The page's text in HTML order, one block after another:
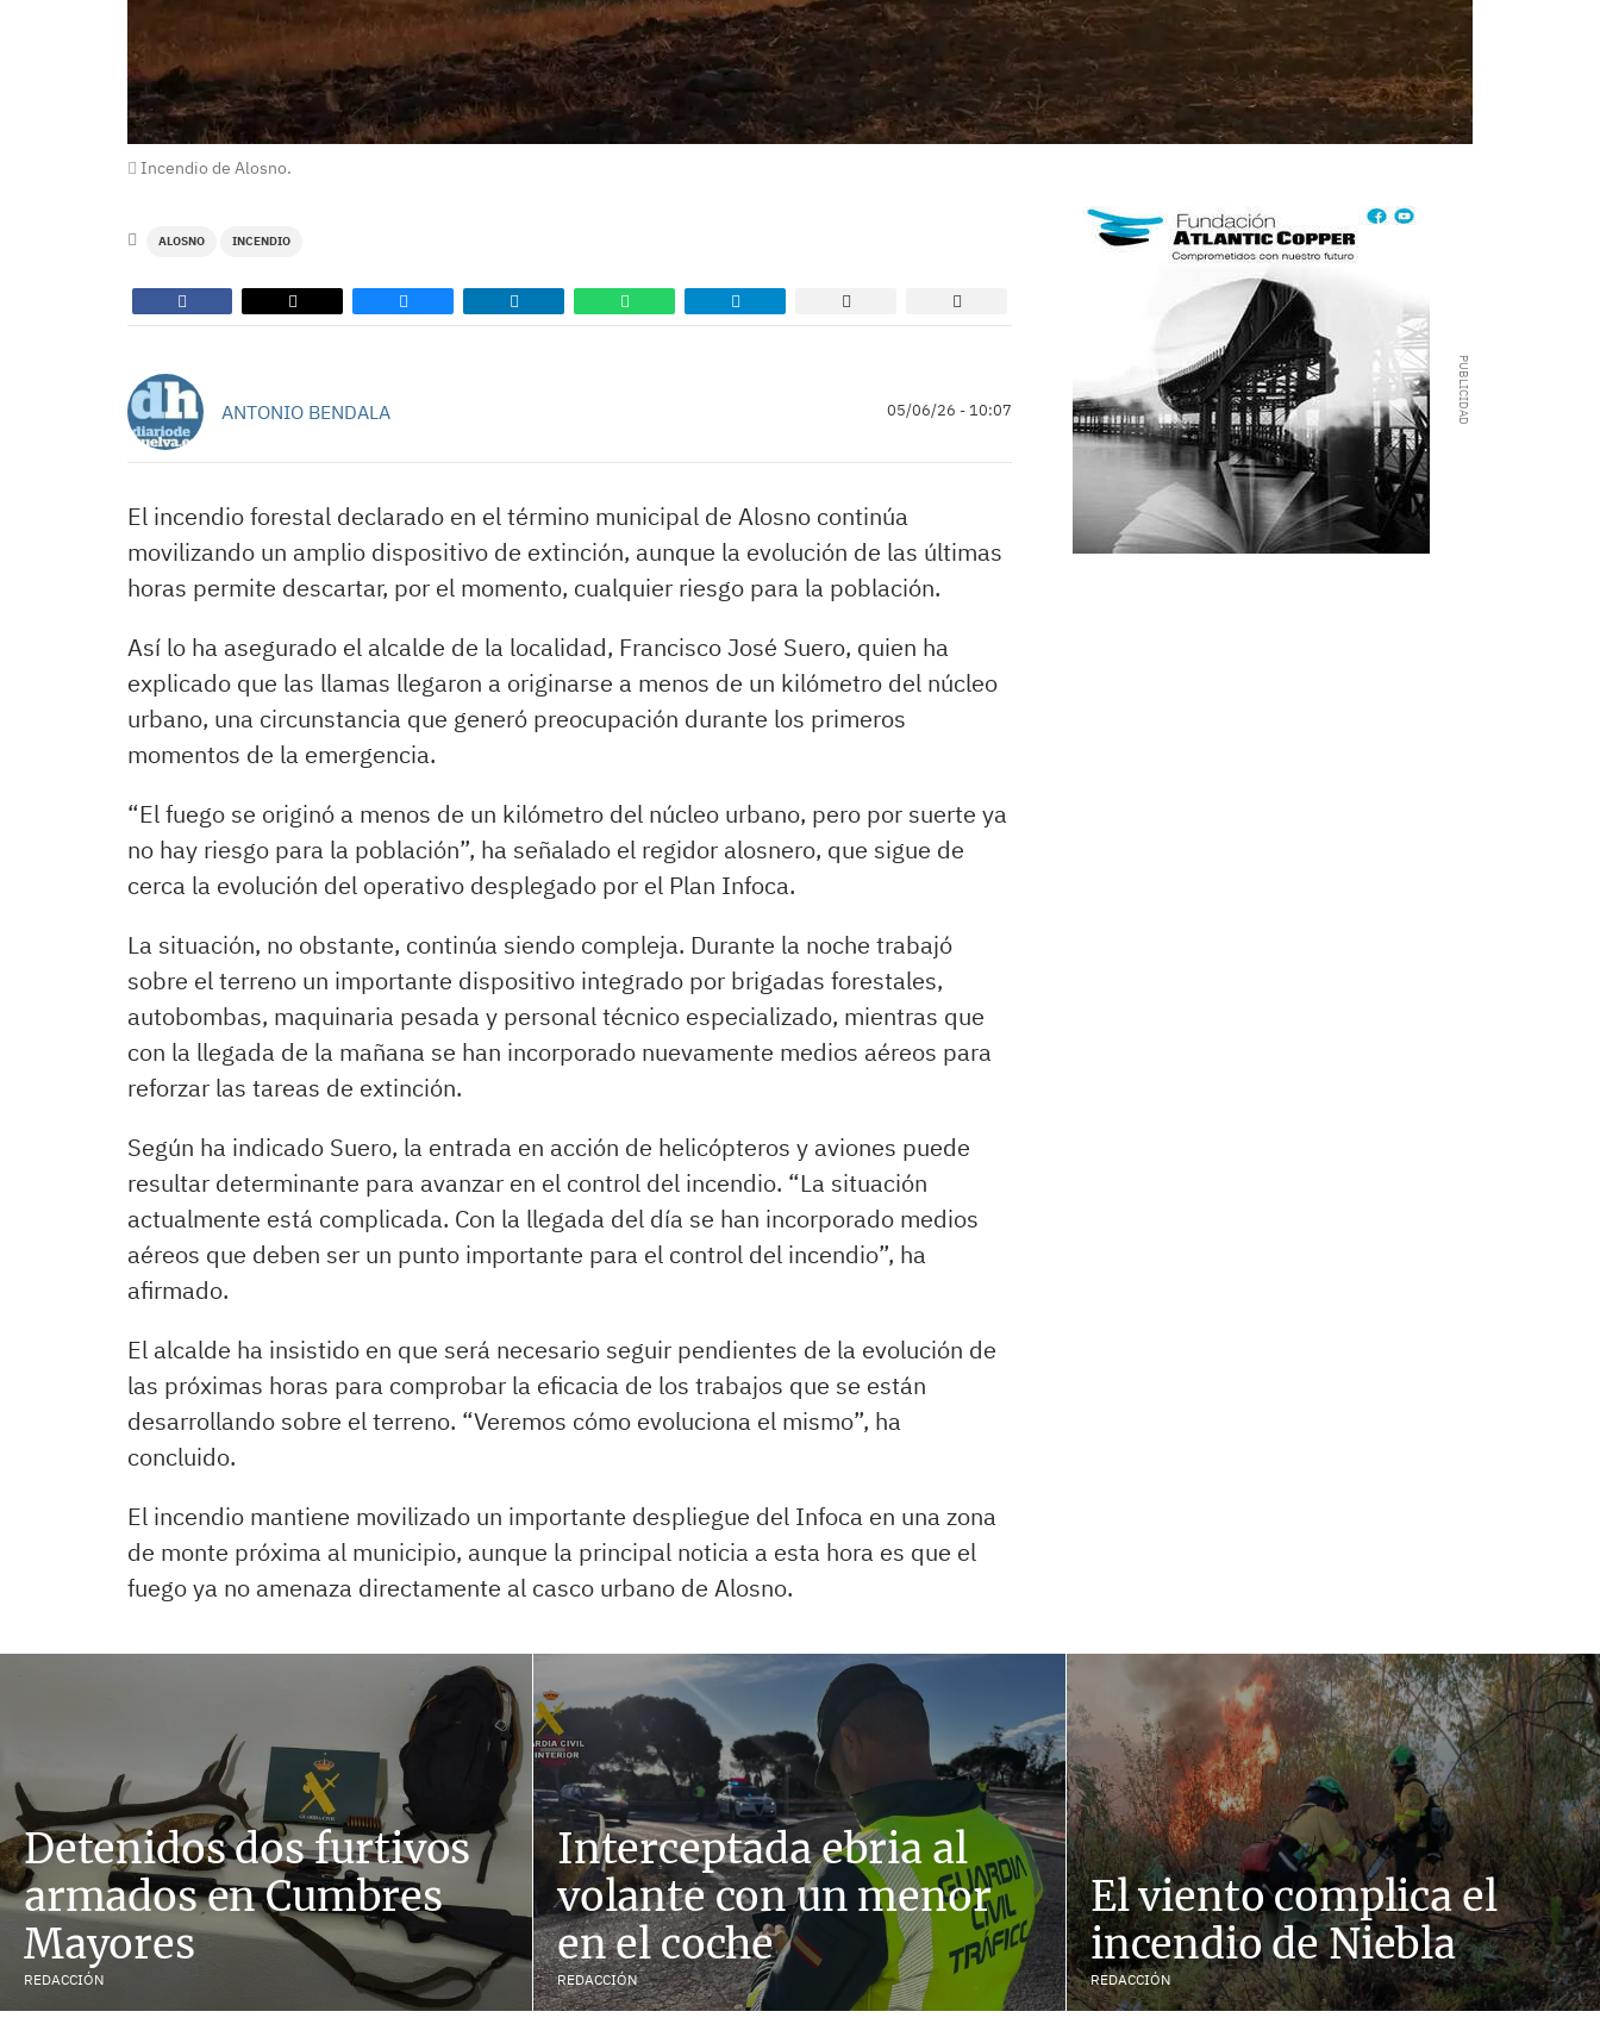
Incendio de Alosno.
ALOSNO INCENDIO
ANTONIO BENDALA 05/06/26 - 10:07
El incendio forestal declarado en el término municipal de Alosno continúa
movilizando un amplio dispositivo de extinción, aunque la evolución de las últimas
horas permite descartar, por el momento, cualquier riesgo para la población.
Así lo ha asegurado el alcalde de la localidad, Francisco José Suero, quien ha
explicado que las llamas llegaron a originarse a menos de un kilómetro del núcleo
urbano, una circunstancia que generó preocupación durante los primeros
momentos de la emergencia.
“El fuego se originó a menos de un kilómetro del núcleo urbano, pero por suerte ya
no hay riesgo para la población”, ha señalado el regidor alosnero, que sigue de
cerca la evolución del operativo desplegado por el Plan Infoca.
La situación, no obstante, continúa siendo compleja. Durante la noche trabajó
sobre el terreno un importante dispositivo integrado por brigadas forestales,
autobombas, maquinaria pesada y personal técnico especializado, mientras que
con la llegada de la mañana se han incorporado nuevamente medios aéreos para
reforzar las tareas de extinción.
Según ha indicado Suero, la entrada en acción de helicópteros y aviones puede
resultar determinante para avanzar en el control del incendio. “La situación
actualmente está complicada. Con la llegada del día se han incorporado medios
aéreos que deben ser un punto importante para el control del incendio”, ha
afirmado.
El alcalde ha insistido en que será necesario seguir pendientes de la evolución de
las próximas horas para comprobar la eficacia de los trabajos que se están
desarrollando sobre el terreno. “Veremos cómo evoluciona el mismo”, ha
concluido.
El incendio mantiene movilizado un importante despliegue del Infoca en una zona
de monte próxima al municipio, aunque la principal noticia a esta hora es que el
fuego ya no amenaza directamente al casco urbano de Alosno.
Detenidos dos furtivos
armados en Cumbres
Mayores
REDACCIÓN
Interceptada ebria al
volante con un menor
en el coche
REDACCIÓN
El viento complica el
incendio de Niebla
REDACCIÓN